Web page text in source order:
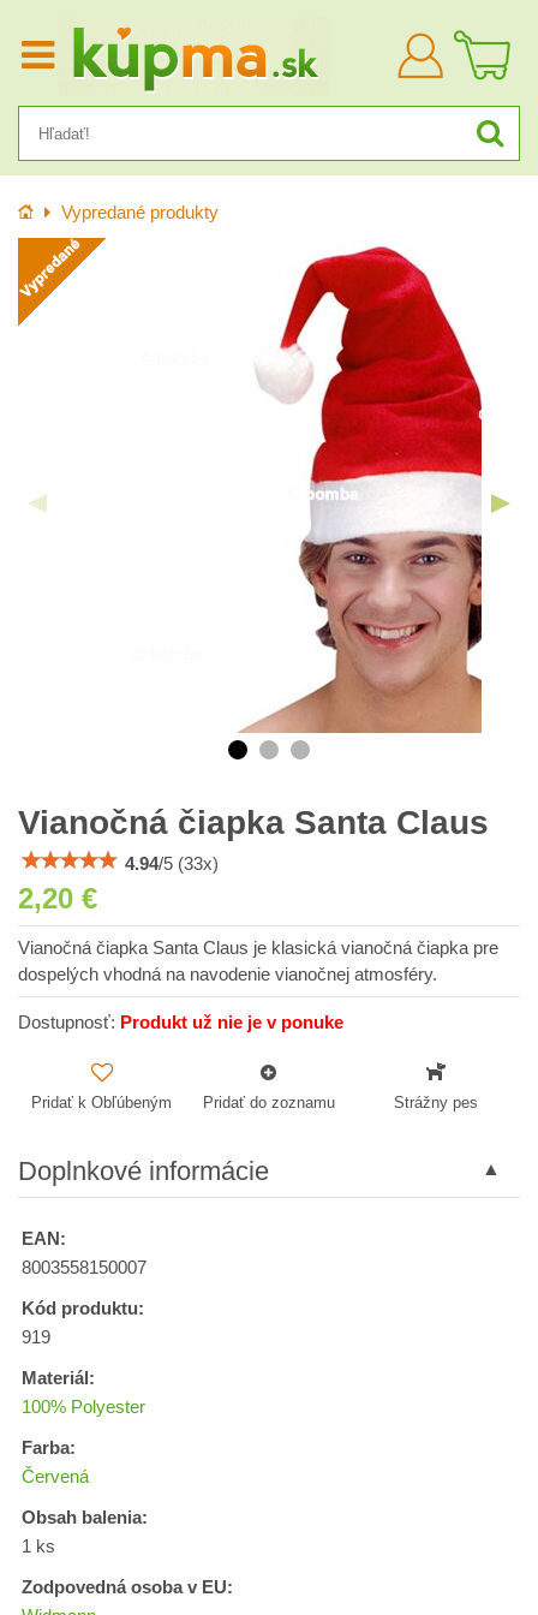
Prihlásiť
sa
Úvod Vypredané produkty
Vianočná čiapka Santa Claus
4.94/5 (33x)
2,20 €
Vianočná čiapka Santa Claus je klasická vianočná čiapka pre
dospelých vhodná na navodenie vianočnej atmosféry.
Dostupnosť: Produkt už nie je v ponuke
Pridať k Obľúbeným Pridať do zoznamu Strážny pes
Doplnkové informácie
EAN:
8003558150007
Kód produktu:
919
Materiál:
100% Polyester
Farba:
Červená
Obsah balenia:
1 ks
Zodpovedná osoba v EU: